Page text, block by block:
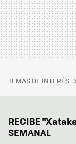
TEMAS DE INTERÉS
RECIBE
SEMANAL